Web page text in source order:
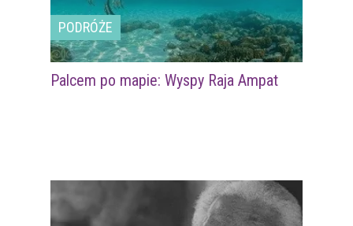
PODRÓŻE
Palcem po mapie: Wyspy Raja Ampat